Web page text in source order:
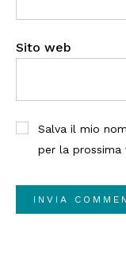
Sito web
Salva il mio
per la